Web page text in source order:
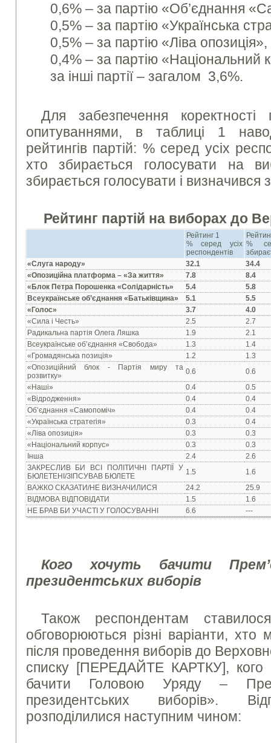
0,6% – за партію «Об’єднання
0,5% – за партію «Українська
0,5% – за партію «Ліва опозиція»,
0,4% – за партію «Національний
за інші партії – загалом 3,6%.
Для забезпечення
опитуваннями, в таблиці 1
рейтингів партій: % серед усіх
хто збирається голосувати на
збирається голосувати і визначився
Рейтинг партій на виборах до
Рейтинг 1
% серед усіх
респондентів
%
«Слуга народу»
32.1
34.4
«Опозиційна платформа – «За життя»
7.8
8.4
«Блок Петра Порошенка «Солідарність»
5.4
5.8
Всеукраїнське об’єднання «Батьківщина»
5.1
5.5
«Голос»
3.7
4.0
«Сила і Честь»
2.5
2.7
Радикальна партія Олега Ляшка
1.9
2.1
Всеукраїнське об’єднання «Свобода»
1.3
1.4
«Громадянська позиція»
1.2
1.3
«Опозиційний блок - Партія миру та
розвитку»
0.6
0.6
«Наші»
0.4
0.5
«Відродження»
0.4
0.4
Об’єднання «Самопоміч»
0.4
0.4
«Українська стратегія»
0.3
0.4
«Ліва опозиція»
0.3
0.3
«Національний корпус»
0.3
0.3
Інша
2.4
2.6
ЗАКРЕСЛИВ БИ ВСІ ПОЛІТИЧНІ ПАРТІЇ У
БЮЛЕТЕНІ/ЗІПСУВАВ БЮЛЕТЕ
1.5
1.6
ВАЖКО СКАЗАТИ/НЕ ВИЗНАЧИЛИСЯ
24.2
25.9
ВІДМОВА ВІДПОВІДАТИ
1.5
1.6
НЕ БРАВ БИ УЧАСТІ У ГОЛОСУВАННІ
6.6 ---
Кого хочуть бачити
президентських виборів
Також респондентам
обговорюються різні варіанти,
після проведення виборів до
списку [ПЕРЕДАЙТЕ КАРТКУ], кого
бачити Головою Уряду –
президентських виборів».
розподілилися наступним чином: